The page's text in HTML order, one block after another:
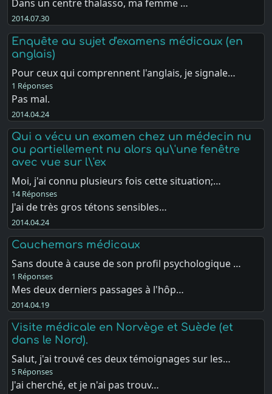
Dans un centre thalasso, ma femme …
2014.07.30
Enquête au sujet d'examens médicaux (en
anglais)
Pour ceux qui comprennent l'anglais, je signale…
1 Réponses
Pas mal.
2014.04.24
Qui a vécu un examen chez un médecin nu
ou partiellement nu alors qu\'une fenêtre
avec vue sur l\'ex
Moi, j'ai connu plusieurs fois cette situation;…
14 Réponses
J'ai de très gros tétons sensibles…
2014.04.24
Cauchemars médicaux
Sans doute à cause de son profil psychologique …
1 Réponses
Mes deux derniers passages à l'hôp…
2014.04.19
Visite médicale en Norvège et Suède (et
dans le Nord).
Salut, j'ai trouvé ces deux témoignages sur les…
5 Réponses
J'ai cherché, et je n'ai pas trouv…